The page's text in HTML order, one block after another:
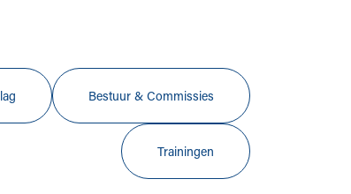
Bestuur & Commissies
Trainingen